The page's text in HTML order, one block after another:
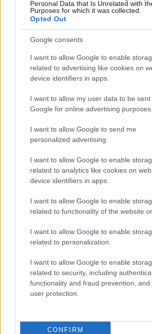
Personal Data that Is Unrelated with
Purposes for which it was collected.
Opted Out
Google consents
I want to allow Google to enable
related to advertising like cookies on
device identifiers in apps.
I want to allow my user data to be sent
Google for online advertising purposes.
I want to allow Google to send me
personalized advertising.
I want to allow Google to enable
related to analytics like cookies on
device identifiers in apps.
I want to allow Google to enable
related to functionality of the website
I want to allow Google to enable
related to personalization.
I want to allow Google to enable
related to security, including
functionality and fraud prevention, and
user protection.
CONFIRM
"Kilenc évnyi működés után a
negyed évet kértem, hogy
tudjam vezetni a programjainkat
kapjon a nyolcvan dolgozónk" -
eljárását nehezményezve
által bekért komplex
működtetési-beruházási
sajtótájékoztató reggelén kaptak
választ.
Forrás:MTI
Kultúra Budapest Zene Gödör Klub
PÉTER BENCE HAZATÉR - A
ZONGORISTA BUDAPESTEN
LEGÚJABB PRODUKCIÓJÁT